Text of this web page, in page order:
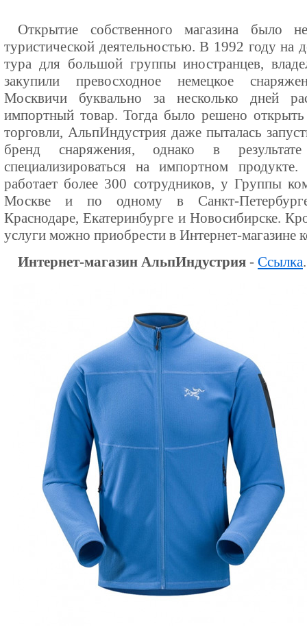
Открытие собственного магазина было
туристической деятельностью. В 1992 году на
тура для большой группы иностранцев,
закупили превосходное немецкое
Москвичи буквально за несколько дней
импортный товар. Тогда было решено открыть
торговли, АльпИндустрия даже пыталась
бренд снаряжения, однако в
специализироваться на импортном
работает более 300 сотрудников, у Группы
Москве и по одному в Санкт-
Краснодаре, Екатеринбурге и Новосибирске.
услуги можно приобрести в Интернет-магазине
Интернет-магазин АльпИндустрия - Ссылка.